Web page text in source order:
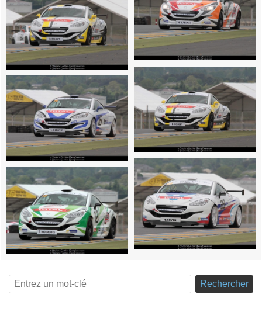
Rechercher